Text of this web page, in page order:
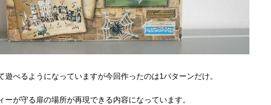
遊べるようになっていますが今回作ったのは1パターンだけ。
ーが守る扉の場所が再現できる内容になっています。